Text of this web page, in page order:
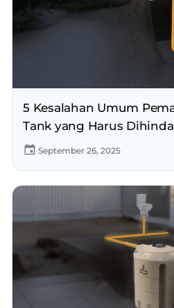
5 Kesalahan Umum
Tank yang Harus
September 26, 2025